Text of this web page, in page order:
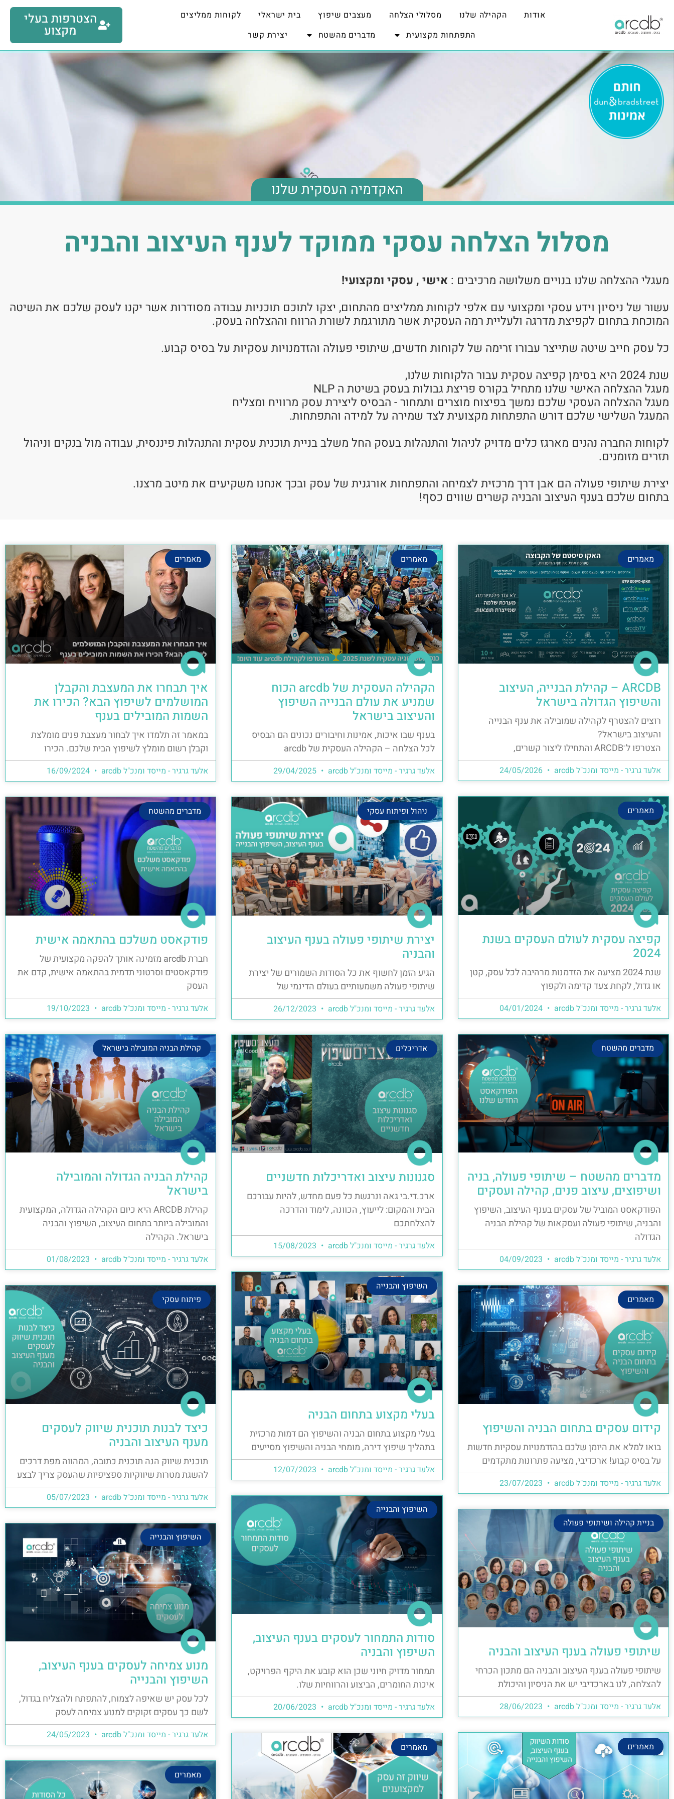
אודות הקהילה שלנו מסלולי הצלחה מעצבים שיפוץ בית ישראלי
לקוחות ממליצים
התפתחות מקצועית
מדברים מהשטח יצירת קשר
הצטרפות בעלי
מקצוע
האקדמיה העסקית שלנו
מסלול הצלחה עסקי ממוקד לענף העיצוב והבניה
מעגלי ההצלחה שלנו בנויים משלושה מרכיבים : אישי , עסקי ומקצועי!
עשור של ניסיון וידע עסקי ומקצועי עם אלפי לקוחות ממליצים מהתחום, יצקו לתוכם תוכניות עבודה מסודרות אשר יקנו לעסק שלכם את השיטה
המוכחת בתחום לקפיצת מדרגה ולעליית רמה העסקית אשר מתורגמת לשורת הרווח וההצלחה בעסק.
כל עסק חייב שיטה שתייצר עבורו זרימה של לקוחות חדשים, שיתופי פעולה והזדמנויות עסקיות על בסיס קבוע.
שנת 2024 היא בסימן קפיצה עסקית עבור הלקוחות שלנו,
מעגל ההצלחה האישי שלנו מתחיל בקורס פריצת גבולות בעסק בשיטת ה NLP
מעגל ההצלחה העסקי שלכם נמשך בפיצוח מוצרים ותמחור - הבסיס ליצירת עסק מרוויח ומצליח
המעגל השלישי שלכם דורש התפתחות מקצועית לצד שמירה על למידה והתפתחות.
לקוחות החברה נהנים מארגז כלים מדויק לניהול והתנהלות בעסק החל משלב בניית תוכנית עסקית והתנהלות פיננסית, עבודה מול בנקים וניהול
תזרים מזומנים.
יצירת שיתופי פעולה הם אבן דרך מרכזית לצמיחה והתפתחות אורגנית של עסק ובכך אנחנו משקיעים את מיטב מרצנו.
בתחום שלכם בענף העיצוב והבניה קשרים שווים כסף!
מאמרים
ARCDB – קהילת הבנייה, העיצוב
והשיפוץ הגדולה בישראל
רוצים להצטרף לקהילה שמובילה את ענף הבנייה
והעיצוב בישראל?
הצטרפו ל־ARCDB והתחילו ליצור קשרים,
אלעד גרגיר - מייסד ומנכ"ל arcdb
מאמרים
הקהילה העסקית של arcdb הכוח
שמניע את עולם הבנייה השיפוץ
והעיצוב בישראל
בענף שבו איכות, אמינות וחיבורים נכונים הם הבסיס
לכל הצלחה – הקהילה העסקית של arcdb
אלעד גרגיר - מייסד ומנכ"ל arcdb 29/04/2025
מאמרים
איך תבחרו את המעצבת והקבלן
המושלמים לשיפוץ הבא? הכירו את
השמות המובילים בענף
במאמר זה תלמדו איך לבחור מעצבת פנים מומלצת
וקבלן רשום מומלץ לשיפוץ הבית שלכם. הכירו
אלעד גרגיר - מייסד ומנכ"ל arcdb
מאמרים
קפיצה עסקית לעולם העסקים בשנת
2024
שנת 2024 מציעה את הזדמנות מרהיבה לכל עסק, קטן
או גדול, לקחת צעד קדימה ולקפוץ
אלעד גרגיר - מייסד ומנכ"ל arcdb
ניהול ופיתוח עסקי
יצירת שיתופי פעולה בענף העיצוב
והבניה
הגיע הזמן לחשוף את כל הסודות השמורים של יצירת
שיתופי פעולה משמעותיים בעולם הדינמי של
אלעד גרגיר - מייסד ומנכ"ל arcdb
מדברים מהשטח
פודקאסט משלכם בהתאמה אישית
חברת arcdb מזמינה אותך להפקה מקצועית של
פודקאסטים וסרטוני תדמית בהתאמה אישית, קדם את
העסק
אלעד גרגיר - מייסד ומנכ"ל arcdb
מדברים מהשטח
מדברים מהשטח – שיתופי פעולה, בניה
ושיפוצים, עיצוב פנים, קהילה ועסקים
הפודקאסט המוביל של עסקים בענף העיצוב, השיפוץ
והבניה, שיתופי פעולה ועסקאות של קהילת הבניה
הגדולה
אלעד גרגיר - מייסד ומנכ"ל arcdb
אדריכלים
סגנונות עיצוב ואדריכלות חדשניים
ארכ.די.בי גאה ונרגשת כל פעם מחדש, להיות עבורכם
הבית והמקום: לייעוץ, הכוונה, לימוד והדרכה
להצלחתכם
אלעד גרגיר - מייסד ומנכ"ל arcdb
קהילת הבניה המובילה בישראל
קהילת הבניה הגדולה והמובילה
בישראל
קהילת ARCDB היא כיום הקהילה הגדולה, המקצועית
והמובילה ביותר בתחום העיצוב, השיפוץ והבניה
בישראל. הקהילה
אלעד גרגיר - מייסד ומנכ"ל arcdb
מאמרים
קידום עסקים בתחום הבניה והשיפוץ
בואו למלא את היומן שלכם בהזדמנויות עסקיות חדשות
על בסיס קבוע! ארכדיבי, מציעה פתרונות מתקדמים
אלעד גרגיר - מייסד ומנכ"ל arcdb
השיפוץ והבנייה
בעלי מקצוע בתחום הבניה
בעלי מקצוע בתחום הבניה והשיפוץ הם דמות מרכזית
בתהליך שיפוץ דירה, מומחי הבניה והשיפוץ מסייעים
אלעד גרגיר - מייסד ומנכ"ל arcdb
פיתוח עסקי
כיצד לבנות תוכנית שיווק לעסקים
מענף העיצוב והבניה
תוכנית שיווק הנה תוכנית כתובה, המהווה מפת דרכים
להשגת מטרות שיווקיות ספציפיות שהעסק צריך לבצע
אלעד גרגיר - מייסד ומנכ"ל arcdb
בניית קהילה ושיתופי פעולה
שיתופי פעולה בענף העיצוב והבניה
שיתופי פעולה בענף העיצוב והבניה הם מתכון הכרחי
להצלחה, לנו בארכדיבי יש את הניסיון והיכולת
אלעד גרגיר - מייסד ומנכ"ל arcdb
השיפוץ והבנייה
סודות התמחור לעסקים בענף העיצוב,
השיפוץ והבניה
תמחור מדויק חיוני שכן הוא קובע את היקף הפרויקט,
איכות החומרים, הביצוע והרווחיות שלו.
אלעד גרגיר - מייסד ומנכ"ל arcdb
השיפוץ והבנייה
מנוע צמיחה לעסקים בענף העיצוב,
השיפוץ והבנייה
לכל עסק יש שאיפה לצמוח, להתפתח ולהצליח בגדול,
לשם כך עסקים זקוקים למנוע צמיחה לעסק
אלעד גרגיר - מייסד ומנכ"ל arcdb
מאמרים
מאמרים
מאמרים